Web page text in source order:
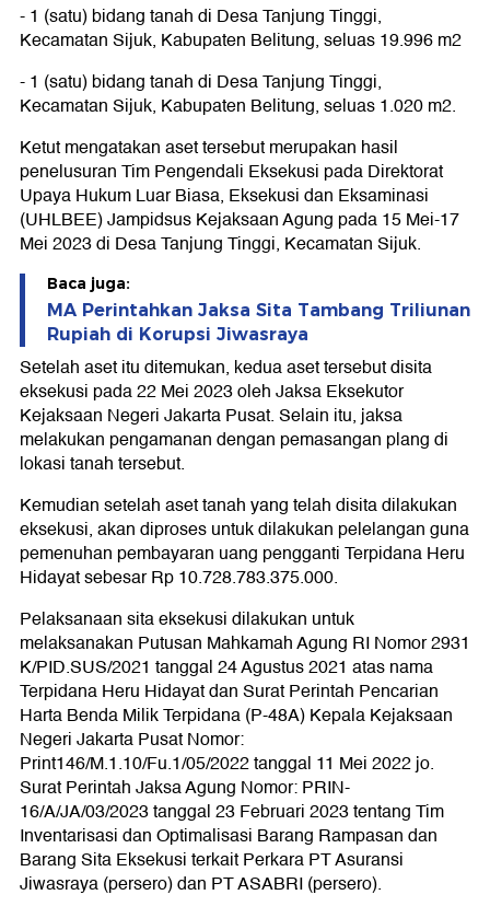
- 1 (satu) bidang tanah di Desa Tanjung Tinggi,
Kecamatan Sijuk, Kabupaten Belitung, seluas 19.996 m2
- 1 (satu) bidang tanah di Desa Tanjung Tinggi,
Kecamatan Sijuk, Kabupaten Belitung, seluas 1.020 m2.
Ketut mengatakan aset tersebut merupakan hasil
penelusuran Tim Pengendali Eksekusi pada Direktorat
Upaya Hukum Luar Biasa, Eksekusi dan Eksaminasi
(UHLBEE) Jampidsus Kejaksaan Agung pada 15 Mei-17
Mei 2023 di Desa Tanjung Tinggi, Kecamatan Sijuk.
Baca juga:
MA Perintahkan Jaksa Sita Tambang Triliunan
Rupiah di Korupsi Jiwasraya
Setelah aset itu ditemukan, kedua aset tersebut disita
eksekusi pada 22 Mei 2023 oleh Jaksa Eksekutor
Kejaksaan Negeri Jakarta Pusat. Selain itu, jaksa
melakukan pengamanan dengan pemasangan plang di
lokasi tanah tersebut.
Kemudian setelah aset tanah yang telah disita dilakukan
eksekusi, akan diproses untuk dilakukan pelelangan guna
pemenuhan pembayaran uang pengganti Terpidana Heru
Hidayat sebesar Rp 10.728.783.375.000.
Pelaksanaan sita eksekusi dilakukan untuk
melaksanakan Putusan Mahkamah Agung RI Nomor 2931
K/PID.SUS/2021 tanggal 24 Agustus 2021 atas nama
Terpidana Heru Hidayat dan Surat Perintah Pencarian
Harta Benda Milik Terpidana (P-48A) Kepala Kejaksaan
Negeri Jakarta Pusat Nomor:
Print146/M.1.10/Fu.1/05/2022 tanggal 11 Mei 2022 jo.
Surat Perintah Jaksa Agung Nomor: PRIN-
16/A/JA/03/2023 tanggal 23 Februari 2023 tentang Tim
Inventarisasi dan Optimalisasi Barang Rampasan dan
Barang Sita Eksekusi terkait Perkara PT Asuransi
Jiwasraya (persero) dan PT ASABRI (persero).